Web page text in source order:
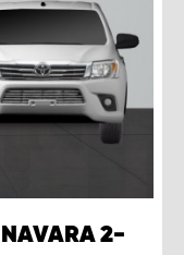
NAVARA 2-